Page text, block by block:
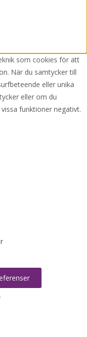
som cookies för att
När du samtycker till
eller unika
eller om du
funktioner negativt.